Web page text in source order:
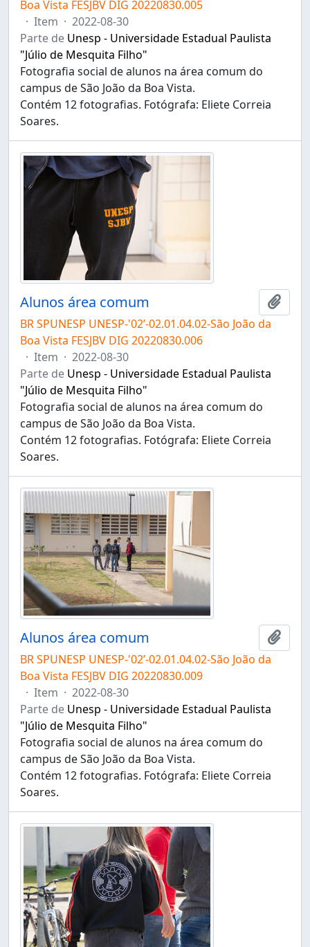
Boa Vista FESJBV DIG 20220830.005
· Item · 2022-08-30
Parte de Unesp - Universidade Estadual Paulista
"Júlio de Mesquita Filho"
Fotografia social de alunos na área comum do
campus de São João da Boa Vista.
Contém 12 fotografias. Fotógrafa: Eliete Correia
Soares.
Alunos área comum
BR SPUNESP UNESP-'02’-02.01.04.02-São João da
Boa Vista FESJBV DIG 20220830.006
· Item · 2022-08-30
Parte de Unesp - Universidade Estadual Paulista
"Júlio de Mesquita Filho"
Fotografia social de alunos na área comum do
campus de São João da Boa Vista.
Contém 12 fotografias. Fotógrafa: Eliete Correia
Soares.
Alunos área comum
BR SPUNESP UNESP-'02’-02.01.04.02-São João da
Boa Vista FESJBV DIG 20220830.009
· Item · 2022-08-30
Parte de Unesp - Universidade Estadual Paulista
"Júlio de Mesquita Filho"
Fotografia social de alunos na área comum do
campus de São João da Boa Vista.
Contém 12 fotografias. Fotógrafa: Eliete Correia
Soares.